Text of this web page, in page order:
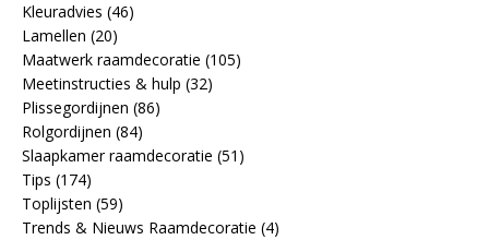
Kleuradvies (46)
Lamellen (20)
Maatwerk raamdecoratie (105)
Meetinstructies & hulp (32)
Plissegordijnen (86)
Rolgordijnen (84)
Slaapkamer raamdecoratie (51)
Tips (174)
Toplijsten (59)
Trends & Nieuws Raamdecoratie (4)